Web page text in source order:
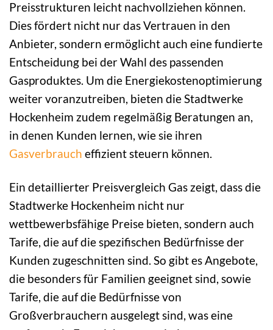
Preisstrukturen leicht nachvollziehen können.
Dies fördert nicht nur das Vertrauen in den
Anbieter, sondern ermöglicht auch eine fundierte
Entscheidung bei der Wahl des passenden
Gasproduktes. Um die Energiekostenoptimierung
weiter voranzutreiben, bieten die Stadtwerke
Hockenheim zudem regelmäßig Beratungen an,
in denen Kunden lernen, wie sie ihren
Gasverbrauch effizient steuern können.
Ein detaillierter Preisvergleich Gas zeigt, dass die
Stadtwerke Hockenheim nicht nur
wettbewerbsfähige Preise bieten, sondern auch
Tarife, die auf die spezifischen Bedürfnisse der
Kunden zugeschnitten sind. So gibt es Angebote,
die besonders für Familien geeignet sind, sowie
Tarife, die auf die Bedürfnisse von
Großverbrauchern ausgelegt sind, was eine